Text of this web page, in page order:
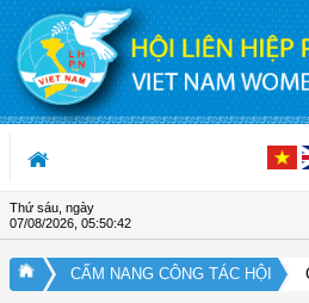
Truy cập nội dung luôn
Thứ sáu, ngày
07/08/2026, 05:50:42
CẨM NANG CÔNG TÁC HỘI